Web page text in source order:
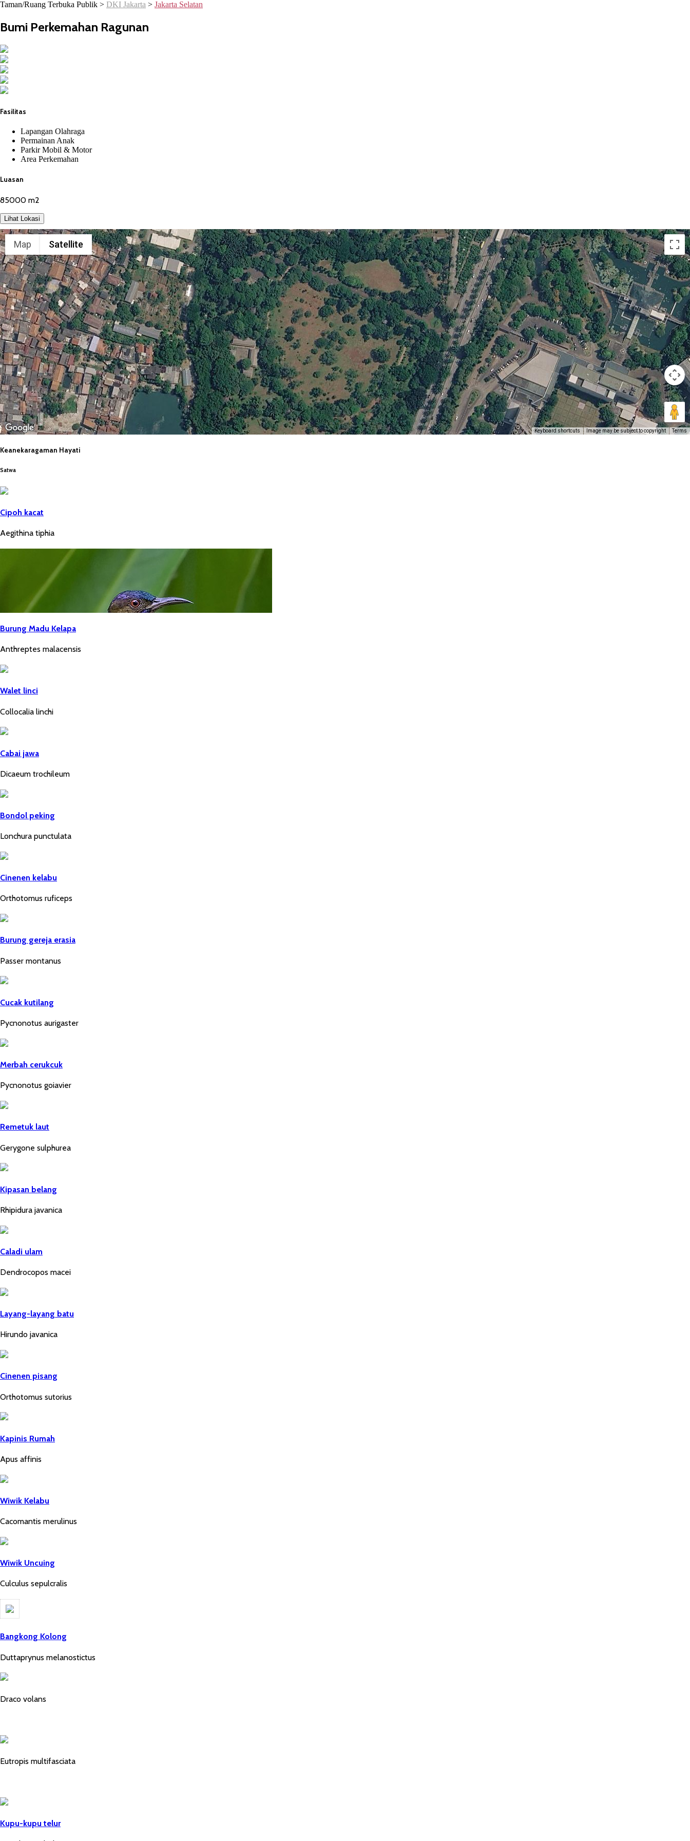
Taman/Ruang Terbuka Publik > DKI Jakarta > Jakarta Selatan
Bumi Perkemahan Ragunan
Fasilitas
Lapangan Olahraga
Permainan Anak
Parkir Mobil & Motor
Area Perkemahan
Luasan
85000 m2
Lihat Lokasi
Map Satellite
Keyboard shortcuts Image may be subject to copyright Terms
Keanekaragaman Hayati
Satwa
Cipoh kacat
Aegithina tiphia
Burung Madu Kelapa
Anthreptes malacensis
Walet linci
Collocalia linchi
Cabai jawa
Dicaeum trochileum
Bondol peking
Lonchura punctulata
Cinenen kelabu
Orthotomus ruficeps
Burung gereja erasia
Passer montanus
Cucak kutilang
Pycnonotus aurigaster
Merbah cerukcuk
Pycnonotus goiavier
Remetuk laut
Gerygone sulphurea
Kipasan belang
Rhipidura javanica
Caladi ulam
Dendrocopos macei
Layang-layang batu
Hirundo javanica
Cinenen pisang
Orthotomus sutorius
Kapinis Rumah
Apus affinis
Wiwik Kelabu
Cacomantis merulinus
Wiwik Uncuing
Culculus sepulcralis
Bangkong Kolong
Duttaprynus melanostictus
Draco volans
Eutropis multifasciata
Kupu-kupu telur